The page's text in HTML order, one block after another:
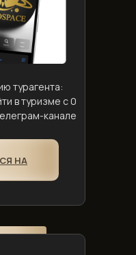
турагента:
в туризме с 0
канале
НА